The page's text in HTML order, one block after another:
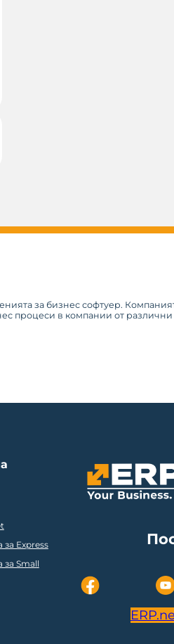
за бизнес софтуер.
процеси в компании от
за Express
за Small